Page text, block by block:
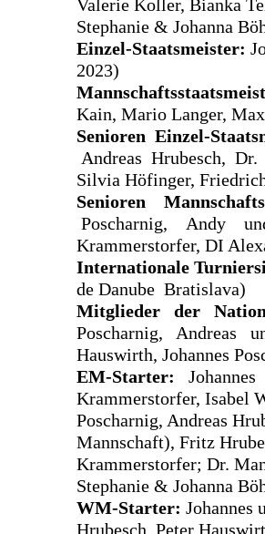
Valerie Koller, Bianka
Stephanie & Johanna
Einzel-Staatsmeister:
2023)
Kain, Mario Langer,
Senioren Einzel-
Andreas Hrubesch, Dr.
Silvia Höfinger,
Senioren
Poscharnig, Andy
Krammerstorfer, DI
Internationale
de Danube  Bratislava)
Mitglieder der
Poscharnig, Andreas
Hauswirth, Johannes
EM-Starter:
Krammerstorfer, Isabel
Poscharnig, Andreas
Mannschaft), Fritz
Krammerstorfer; Dr.
Stephanie & Johanna
WM-Starter: Johannes
Hrubesch, Peter